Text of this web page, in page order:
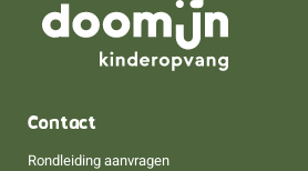
Contact
Rondleiding aanvragen